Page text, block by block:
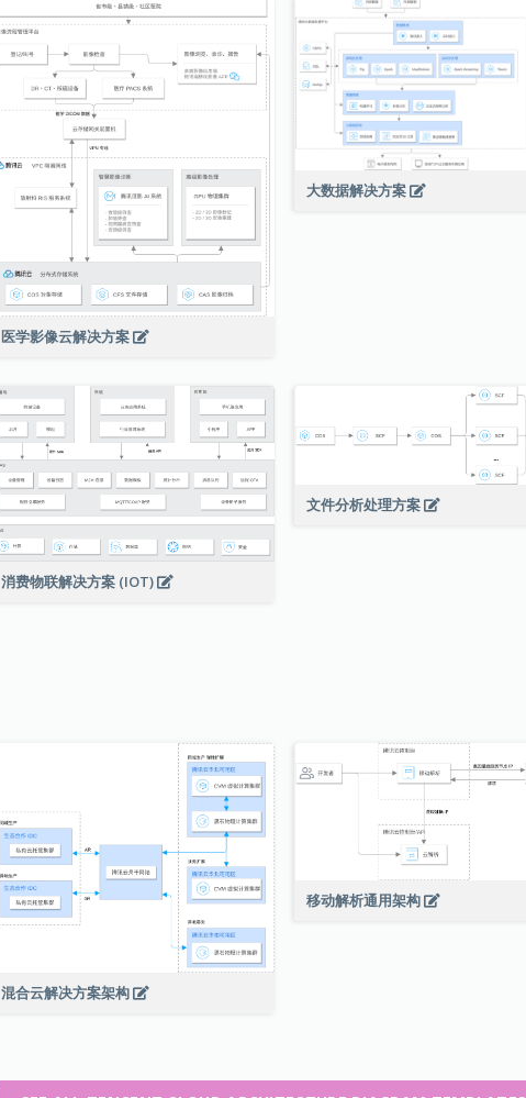
医学影像云解决方案
大数据解决方案
消费物联解决方案 (IOT)
文件分析处理方案
混合云解决方案架构
移动解析通用架构